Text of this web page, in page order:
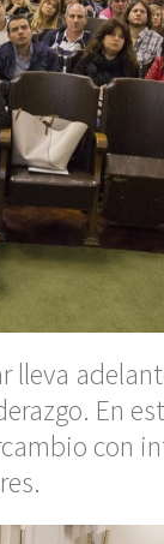
lleva
En
con